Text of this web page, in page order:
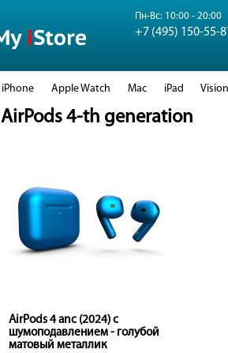
Пн-Вс: 10:00 - 20:00
+7 (495) 150-55-
iPhone Apple Watch Mac iPad
AirPods 4-th generation
AirPods 4 anc (2024) с
шумоподавлением - голубой
матовый металлик